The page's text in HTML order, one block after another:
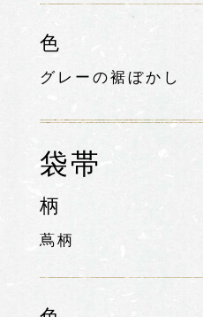
色
グレーの裾ぼかし
袋帯
柄
蔦柄